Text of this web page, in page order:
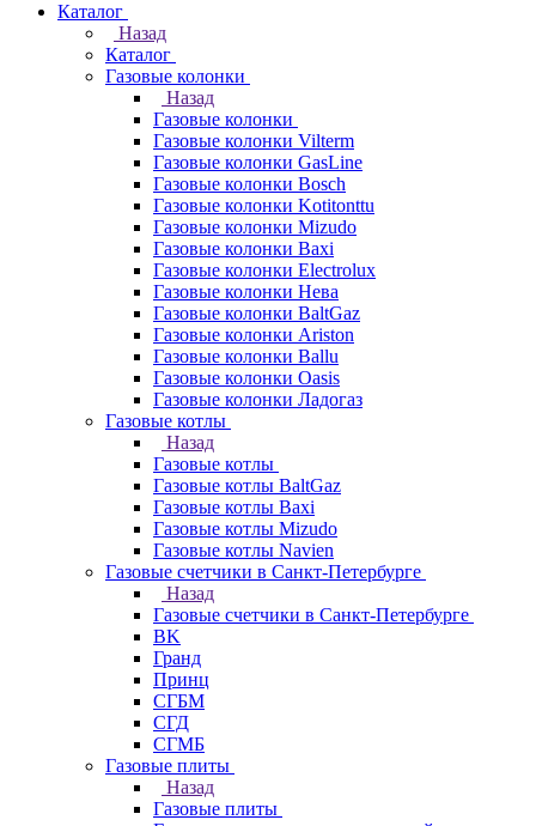
Каталог
Назад
Каталог
Газовые колонки
Назад
Газовые колонки
Газовые колонки Vilterm
Газовые колонки GasLine
Газовые колонки Bosch
Газовые колонки Kotitonttu
Газовые колонки Mizudo
Газовые колонки Baxi
Газовые колонки Electrolux
Газовые колонки Нева
Газовые колонки BaltGaz
Газовые колонки Ariston
Газовые колонки Ballu
Газовые колонки Oasis
Газовые колонки Ладогаз
Газовые котлы
Назад
Газовые котлы
Газовые котлы BaltGaz
Газовые котлы Baxi
Газовые котлы Mizudo
Газовые котлы Navien
Газовые счетчики в Санкт-Петербурге
Назад
Газовые счетчики в Санкт-Петербурге
BK
Гранд
Принц
СГБМ
СГД
СГМБ
Газовые плиты
Назад
Газовые плиты